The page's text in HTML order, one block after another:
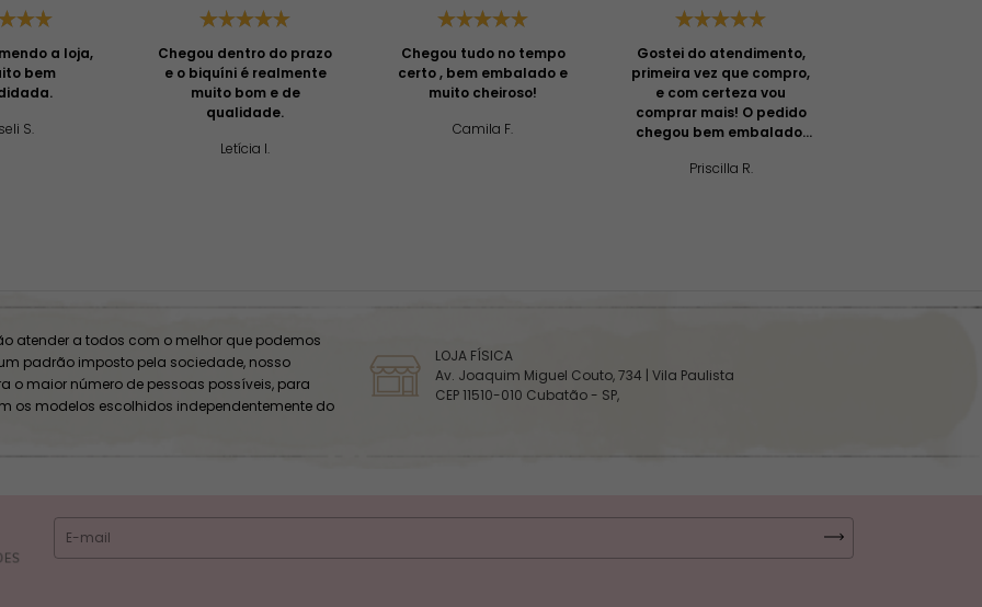
a loja,
bem
S.
Chegou dentro do prazo
e o biquíni é realmente
muito bom e de
qualidade.
Letícia I.
Chegou tudo no tempo
certo , bem embalado e
muito cheiroso!
Camila F.
Gostei do atendimento,
primeira vez que compro,
e com certeza vou
comprar mais! O pedido
chegou bem embalado,
cuidado. A entrega foi
Priscilla R.
atender a todos com o melhor que podemos
padrão imposto pela sociedade, nosso
o maior número de pessoas possíveis, para
os modelos escolhidos independentemente do
LOJA FÍSICA
Av. Joaquim Miguel Couto, 734 | Vila Paulista
CEP 11510-010 Cubatão - SP,